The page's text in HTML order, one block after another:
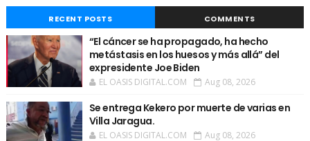
RECENT POSTS COMMENTS
“El cáncer se ha propagado, ha hecho
metástasis en los huesos y más allá” del
expresidente Joe Biden
EL OASIS DIGITAL.COM Aug 08, 2026
Se entrega Kekero por muerte de varias en
Villa Jaragua.
EL OASIS DIGITAL.COM Aug 08, 2026